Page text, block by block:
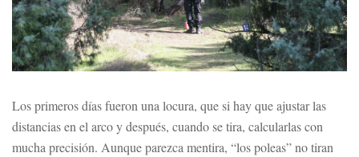
Los primeros días fueron una locura, que si hay que ajustar las
distancias en el arco y después, cuando se tira, calcularlas con
mucha precisión. Aunque parezca mentira, “los poleas” no tiran